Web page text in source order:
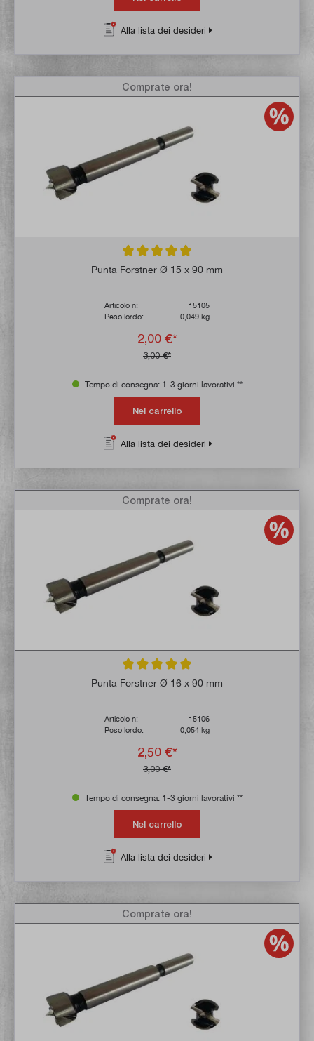
Alla lista dei desideri
Valutazione media di 5 su 5 stelle
Punta Forstner Ø 15 x 90 mm
Articolo n:
15105
Peso lordo:
0,049 kg
2,00 €*
3,00 €*
Comprate ora!
Tempo di consegna: 1-3 giorni lavorativi **
Nel carrello
Alla lista dei desideri
Valutazione media di 5 su 5 stelle
Punta Forstner Ø 16 x 90 mm
Articolo n:
15106
Peso lordo:
0,054 kg
2,50 €*
3,00 €*
Comprate ora!
Tempo di consegna: 1-3 giorni lavorativi **
Nel carrello
Alla lista dei desideri
Comprate ora!